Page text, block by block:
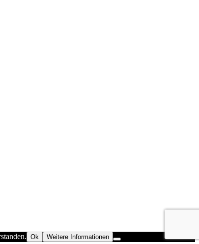
Ok Weitere Informationen